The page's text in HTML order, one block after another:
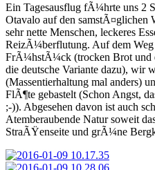
Ein Tagesausflug fÃ¼hrte uns 2
Otavalo auf den samstÃ¤glichen
sehr nette Menschen, leckeres
ReizÃ¼berflutung. Auf dem Weg
FrÃ¼hstÃ¼ck (trocken Brot und
die deutsche Variante dazu), wir
(Massentierhaltung mal anders)
FlÃ¶te gebastelt (Schon Angst,
;-)). Abgesehen davon ist auch
Atemberaubende Natur soweit
StraÃŸenseite und grÃ¼ne